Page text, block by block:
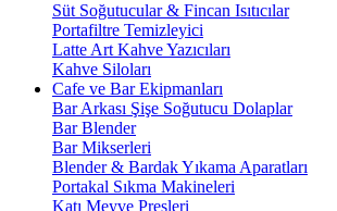
Süt Soğutucular & Fincan Isıtıcılar
Portafiltre Temizleyici
Latte Art Kahve Yazıcıları
Kahve Siloları
Cafe ve Bar Ekipmanları
Bar Arkası Şişe Soğutucu Dolaplar
Bar Blender
Bar Mikserleri
Blender & Bardak Yıkama Aparatları
Portakal Sıkma Makineleri
Katı Meyve Presleri